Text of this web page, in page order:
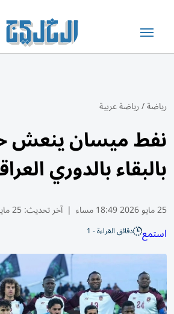
رياضة/رياضة عربية
نفط ميسان ينعش
بالبقاء بالدوري
25 مايو 2026 18:49 مساء | آخر تحديث:25 مايو 18:52 2026
استمع دقائق القراءة - 1